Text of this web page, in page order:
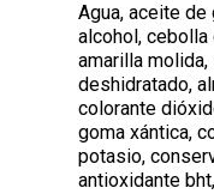
Agua, aceite de
alcohol,
amarilla
deshidratado,
colorante
goma xántica,
potasio,
antioxidante